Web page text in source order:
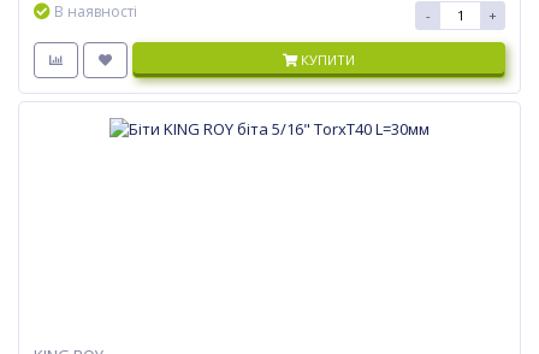
В наявності - +
КУПИТИ